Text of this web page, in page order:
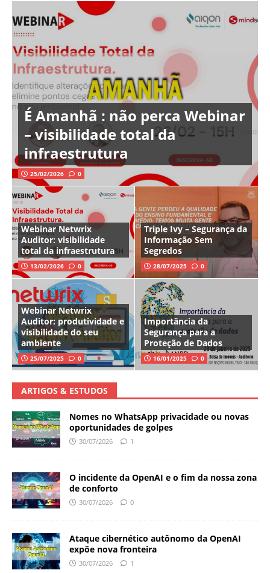
É Amanhã : não perca Webinar
– visibilidade total da
infraestrutura
25/02/2026 0
Webinar Netwrix
Auditor: visibilidade
total da infraestrutura
13/02/2026 0
Triple Ivy – Segurança da
Informação Sem
Segredos
28/07/2025 0
Webinar Netwrix
Auditor: produtividade e
visibilidade do seu
ambiente
25/07/2025 0
Importância da
Segurança para a
Proteção de Dados
16/01/2025 0
ARTIGOS & ESTUDOS
Nomes no WhatsApp privacidade ou novas
oportunidades de golpes
30/07/2026 1
O incidente da OpenAI e o fim da nossa zona
de conforto
30/07/2026 0
Ataque cibernético autônomo da OpenAI
expõe nova fronteira
30/07/2026 1